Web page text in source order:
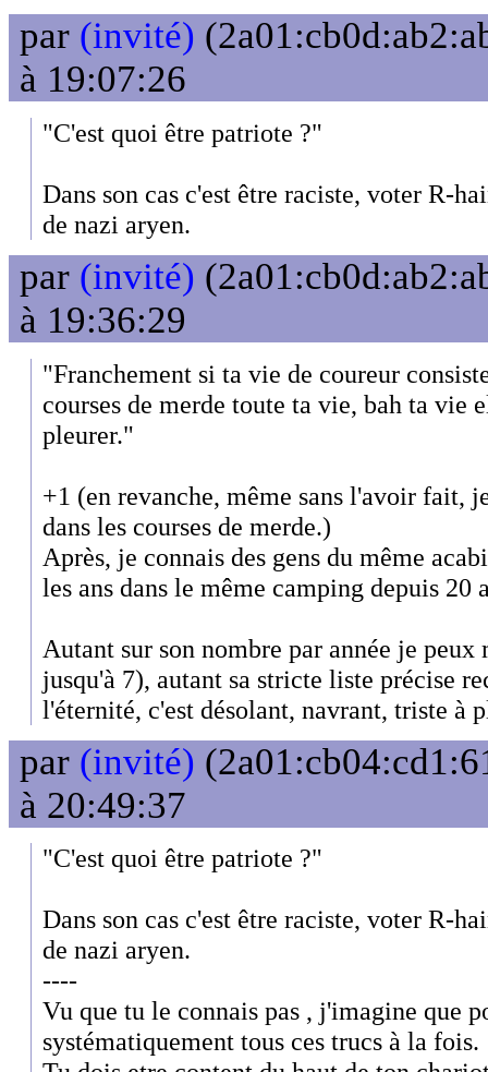
par (invité)
à 19:07:26
"C'est quoi être patriote ?"
Dans son cas c'est être raciste, voter R-
de nazi aryen.
par (invité)
à 19:36:29
"Franchement si ta vie de coureur
courses de merde toute ta vie, bah ta vie
pleurer."
+1 (en revanche, même sans l'avoir fait,
dans les courses de merde.)
Après, je connais des gens du même
les ans dans le même camping depuis 20
Autant sur son nombre par année je
jusqu'à 7), autant sa stricte liste précise
l'éternité, c'est désolant, navrant, triste à
par (invité)
à 20:49:37
"C'est quoi être patriote ?"
Dans son cas c'est être raciste, voter R-
de nazi aryen.
----
Vu que tu le connais pas , j'imagine que
systématiquement tous ces trucs à la fois.